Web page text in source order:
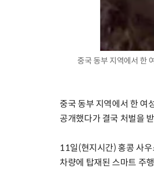
중국 동부 지역에서 한
중국 동부 지역에서 한 여
공개했다가 결국 처벌을
11일(현지시간) 홍콩 사
차량에 탑재된 스마트 주